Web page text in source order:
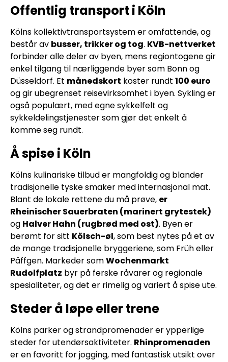
Offentlig transport i Köln
Kölns kollektivtransportsystem er omfattende, og
består av busser, trikker og tog. KVB-nettverket
forbinder alle deler av byen, mens regiontogene gir
enkel tilgang til nærliggende byer som Bonn og
Düsseldorf. Et månedskort koster rundt 100 euro
og gir ubegrenset reisevirksomhet i byen. Sykling er
også populært, med egne sykkelfelt og
sykkeldelingstjenester som gjør det enkelt å
komme seg rundt.
Å spise i Köln
Kölns kulinariske tilbud er mangfoldig og blander
tradisjonelle tyske smaker med internasjonal mat.
Blant de lokale rettene du må prøve, er
Rheinischer Sauerbraten (marinert grytestek)
og Halver Hahn (rugbrød med ost). Byen er
berømt for sitt Kölsch-øl, som best nytes på et av
de mange tradisjonelle bryggeriene, som Früh eller
Päffgen. Markeder somWochenmarkt
Rudolfplatz byr på ferske råvarer og regionale
spesialiteter, og det er rimelig og variert å spise ute.
Steder å løpe eller trene
Kölns parker og strandpromenader er ypperlige
steder for utendørsaktiviteter. Rhinpromenaden
er en favoritt for jogging, med fantastisk utsikt over